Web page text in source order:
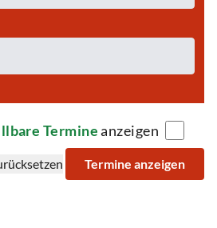
Termineanzeigen
Termine anzeigen